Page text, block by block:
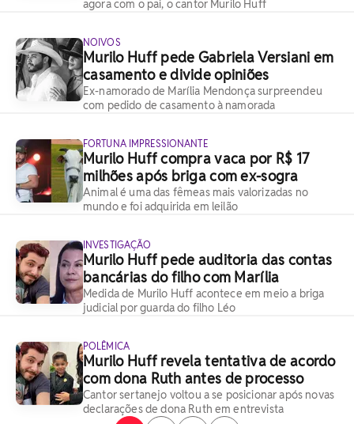
agora com o pai, o cantor Murilo Huff
NOIVOS
Murilo Huff pede Gabriela Versiani em
casamento e divide opiniões
Ex-namorado de Marília Mendonça surpreendeu
com pedido de casamento à namorada
FORTUNA IMPRESSIONANTE
Murilo Huff compra vaca por R$ 17
milhões após briga com ex-sogra
Animal é uma das fêmeas mais valorizadas no
mundo e foi adquirida em leilão
INVESTIGAÇÃO
Murilo Huff pede auditoria das contas
bancárias do filho com Marília
Medida de Murilo Huff acontece em meio a briga
judicial por guarda do filho Léo
POLÊMICA
Murilo Huff revela tentativa de acordo
com dona Ruth antes de processo
Cantor sertanejo voltou a se posicionar após novas
declarações de dona Ruth em entrevista